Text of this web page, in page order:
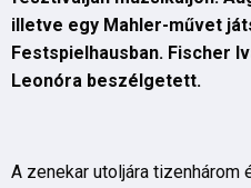
illetve egy Mahler-művet
Festspielhausban. Fischer
Leonóra beszélgetett.
A zenekar utoljára